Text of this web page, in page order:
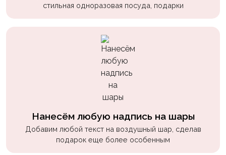
стильная одноразовая посуда, подарки
Нанесём любую надпись на шары
Добавим любой текст на воздушный шар, сделав
подарок еще более особенным
Музыка